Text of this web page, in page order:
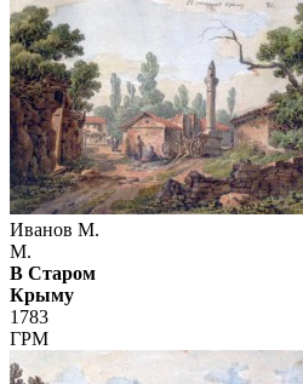
Иванов М.
М.
В Старом
Крыму
1783
ГРМ